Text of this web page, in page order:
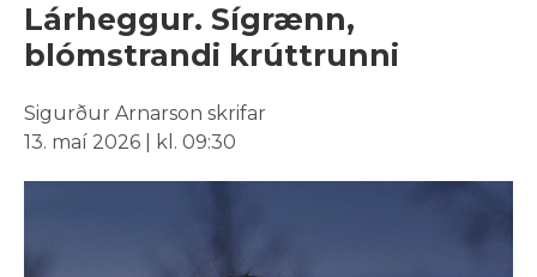
Lárheggur. Sígrænn,
blómstrandi krúttrunni
Sigurður Arnarson skrifar
13. maí 2026 | kl. 09:30